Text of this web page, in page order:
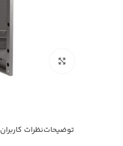
بزرگنمایی تصویر
توضیحاتنظرات کاربران